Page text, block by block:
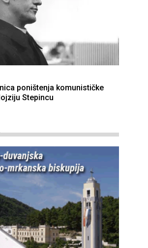
poništenja komunističke
Stepincu